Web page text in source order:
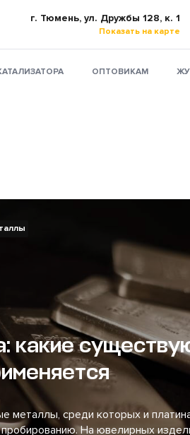
г. Тюмень, ул. Дружбы 128, к. 1
Показать на карте
ОПТОВИКАМ
какие
металлы, среди которых и
На ювелирных